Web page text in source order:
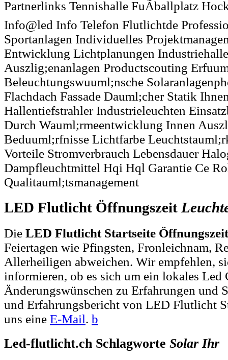
Partnerlinks Tennishalle FuÃballplatz
Info@led Info Telefon Flutlichtde
Sportanlagen Individuelles
Entwicklung Lichtplanungen
Auszlig;enanlagen Productscouting
Beleuchtungswuuml;nsche
Flachdach Fassade Dauml;cher Statik
Hallentiefstrahler Industrieleuchten
Durch Wauml;rmeentwicklung Innen
Beduuml;rfnisse Lichtfarbe
Vorteile Stromverbrauch Lebensdauer
Dampfleuchtmittel Hqi Hql Garantie Ce
Qualitauml;tsmanagement
LED Flutlicht Öffnungszeit
Die LED Flutlicht Startseite
Feiertagen wie Pfingsten, Fronleichnam,
Allerheiligen abweichen. Wir empfehlen,
informieren, ob es sich um ein lokales Led
Änderungswünschen zu Erfahrungen und
und Erfahrungsbericht von LED Flutlicht
uns eine E-Mail. b
Led-flutlicht.ch Schlagworte Solar Ihr